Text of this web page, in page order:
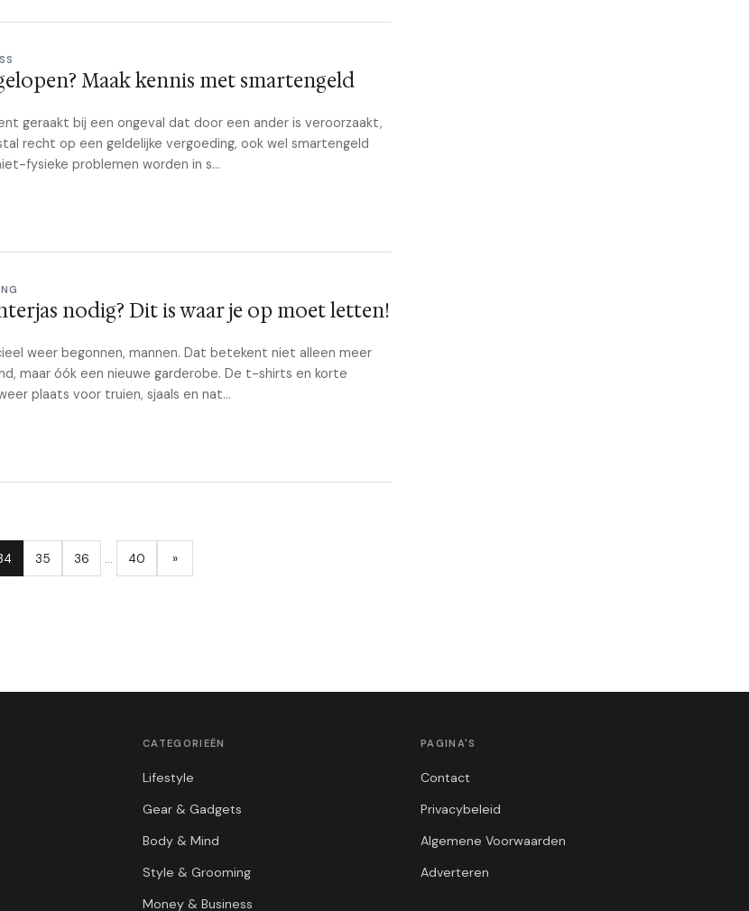
Maak kennis met smartengeld
geraakt bij een ongeval dat door een ander is veroorzaakt,
recht op een geldelijke vergoeding, ook wel smartengeld
fysieke problemen worden in s...
nodig? Dit is waar je op moet letten!
weer begonnen, mannen. Dat betekent niet alleen meer
maar óók een nieuwe garderobe. De t-shirts en korte
plaats voor truien, sjaals en nat...
35 36 … 40 »
CATEGORIEËN
Lifestyle
Gear & Gadgets
Body & Mind
Style & Grooming
Money & Business
PAGINA'S
Contact
Privacybeleid
Algemene Voorwaarden
Adverteren